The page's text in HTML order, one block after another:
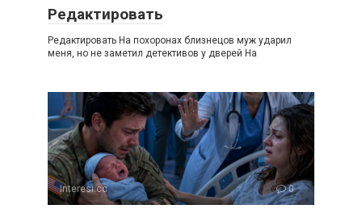
Редактировать
Редактировать На похоронах близнецов муж ударил
меня, но не заметил детективов у дверей На
Interesi.cc 0